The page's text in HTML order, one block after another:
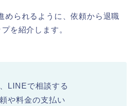
められるように、依頼から退職
を紹介します。
LINEで相談する
や料金の支払い